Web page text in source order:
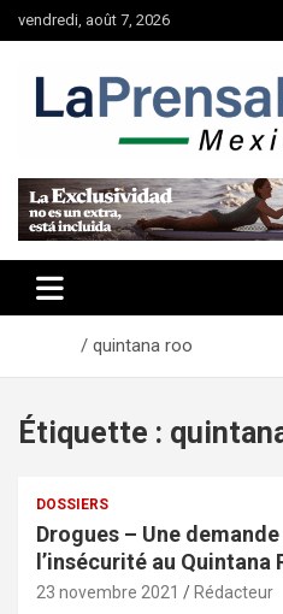
au
vendredi, août 7, 2026
quintana roo
Étiquette :
DOSSIERS
Drogues – Une
l’insécurité au Quintana
23 novembre 2021 Rédacteur